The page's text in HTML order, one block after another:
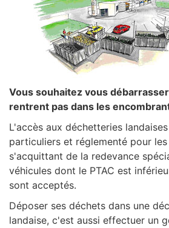
Vous souhaitez vous
rentrent pas dans les
L'accès aux déchetteries
particuliers et réglementé pour
s'acquittant de la redevance
véhicules dont le PTAC est
sont acceptés.
Déposer ses déchets dans une
landaise, c'est aussi effectuer un